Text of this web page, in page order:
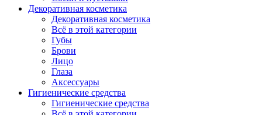
Декоративная косметика
Декоративная косметика
Всё в этой категории
Губы
Брови
Лицо
Глаза
Аксессуары
Гигиенические средства
Гигиенические средства